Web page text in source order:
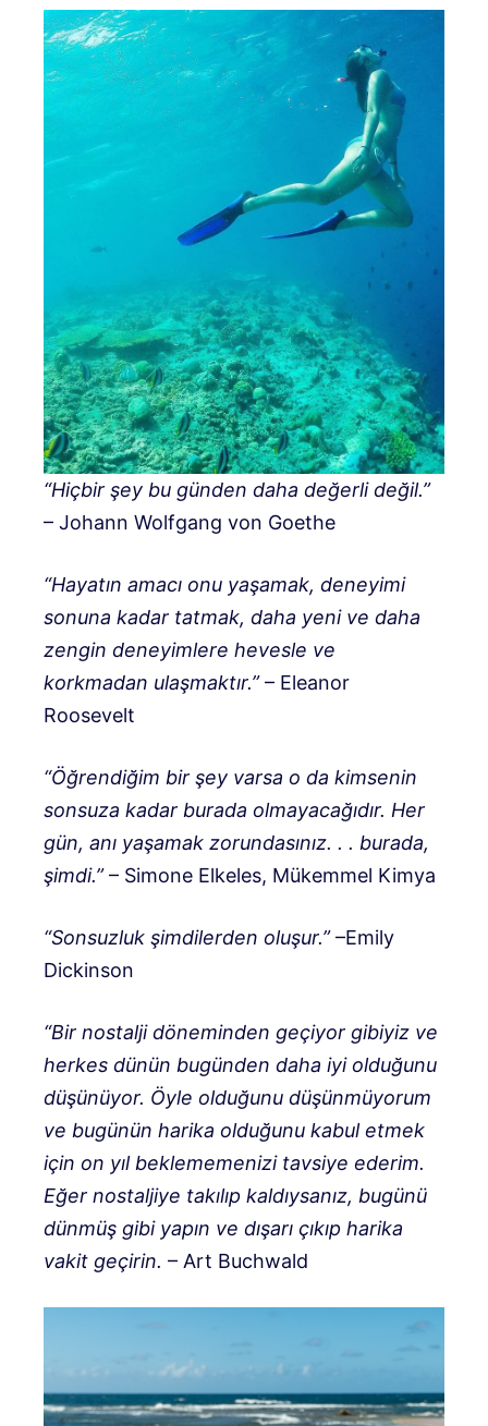
“Hiçbir şey bu günden daha değerli değil.”
– Johann Wolfgang von Goethe
“Hayatın amacı onu yaşamak, deneyimi
sonuna kadar tatmak, daha yeni ve daha
zengin deneyimlere hevesle ve
korkmadan ulaşmaktır.”– Eleanor
Roosevelt
“Öğrendiğim bir şey varsa o da kimsenin
sonsuza kadar burada olmayacağıdır. Her
gün, anı yaşamak zorundasınız. . . burada,
şimdi.”– Simone Elkeles, Mükemmel Kimya
“Sonsuzluk şimdilerden oluşur.”–Emily
Dickinson
“Bir nostalji döneminden geçiyor gibiyiz ve
herkes dünün bugünden daha iyi olduğunu
düşünüyor. Öyle olduğunu düşünmüyorum
ve bugünün harika olduğunu kabul etmek
için on yıl beklememenizi tavsiye ederim.
Eğer nostaljiye takılıp kaldıysanız, bugünü
dünmüş gibi yapın ve dışarı çıkıp harika
vakit geçirin. – Art Buchwald